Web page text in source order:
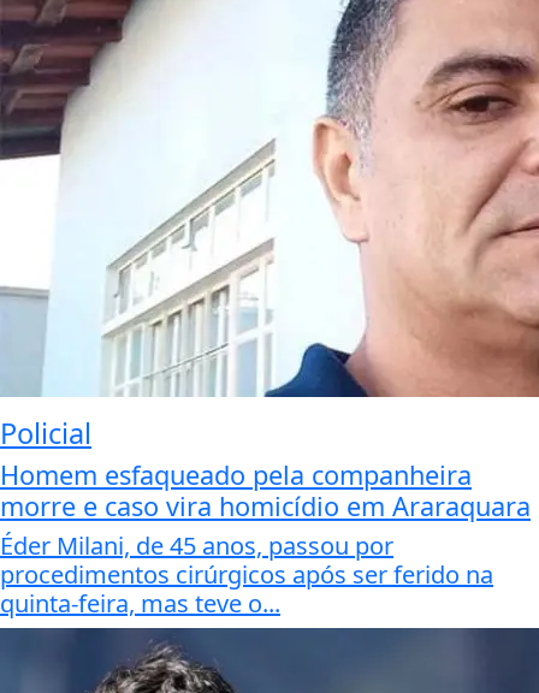
Policial
Homem esfaqueado pela companheira
morre e caso vira homicídio em Araraquara
Éder Milani, de 45 anos, passou por
procedimentos cirúrgicos após ser ferido na
quinta-feira, mas teve o...